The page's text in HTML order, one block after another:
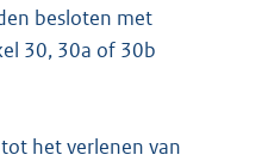
besloten met
30, 30a of 30b
het verlenen van